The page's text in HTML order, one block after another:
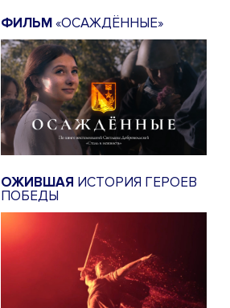
ФИЛЬМ«ОСАЖДЁННЫЕ»
ОЖИВШАЯ ИСТОРИЯ ГЕРОЕВ
ПОБЕДЫ